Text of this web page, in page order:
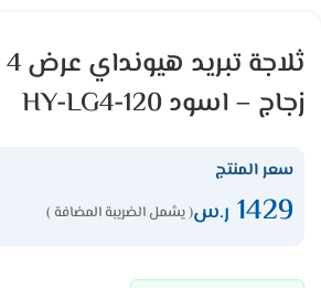
زجاج – اسود HY-LG4-120
سعر المنتج
1429 ر.س( يشمل الضريبة المضافة )